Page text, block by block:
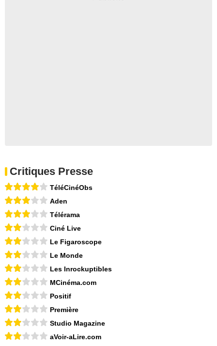
Critiques Presse
TéléCinéObs
Aden
Télérama
Ciné Live
Le Figaroscope
Le Monde
Les Inrockuptibles
MCinéma.com
Positif
Première
Studio Magazine
aVoir-aLire.com